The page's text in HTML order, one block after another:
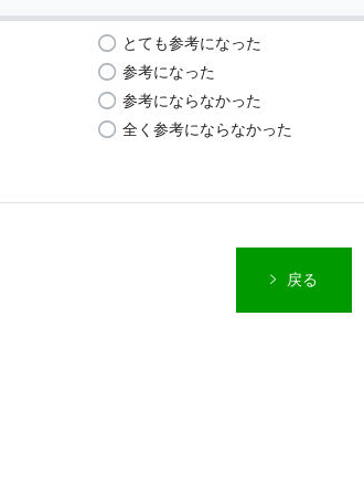
とても参考になった
参考になった
参考にならなかった
全く参考にならなかった
戻る